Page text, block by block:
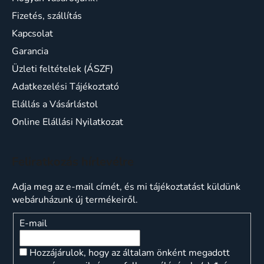
Fizetés, szállítás
Kapcsolat
Garancia
Üzleti feltételek (ÁSZF)
Adatkezelési Tájékoztató
Elállás a Vásárlástol
Online Elállási Nyilatkozat
Adja meg az e-mail címét, és mi tájékoztatást küldünk
webáruházunk új termékeiről.
E-mail
Hozzájárulok, hogy az általam önként megadott